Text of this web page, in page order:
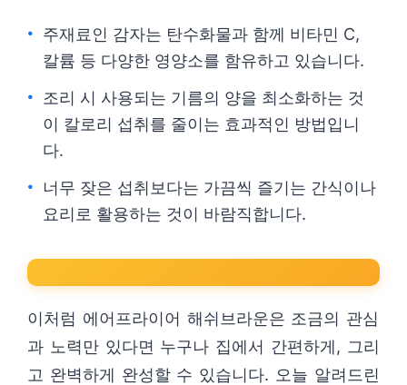
주재료인 감자는 탄수화물과 함께 비타민 C,
칼륨 등 다양한 영양소를 함유하고 있습니다.
조리 시 사용되는 기름의 양을 최소화하는 것
이 칼로리 섭취를 줄이는 효과적인 방법입니
다.
너무 잦은 섭취보다는 가끔씩 즐기는 간식이나
요리로 활용하는 것이 바람직합니다.
이처럼 에어프라이어 해쉬브라운은 조금의 관심
과 노력만 있다면 누구나 집에서 간편하게, 그리
고 완벽하게 완성할 수 있습니다. 오늘 알려드린